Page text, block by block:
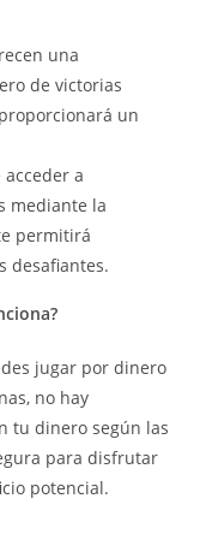
una
de victorias
un
acceder a
mediante la
permitirá
desafiantes.
jugar por dinero
no hay
tu dinero según las
para disfrutar
potencial.